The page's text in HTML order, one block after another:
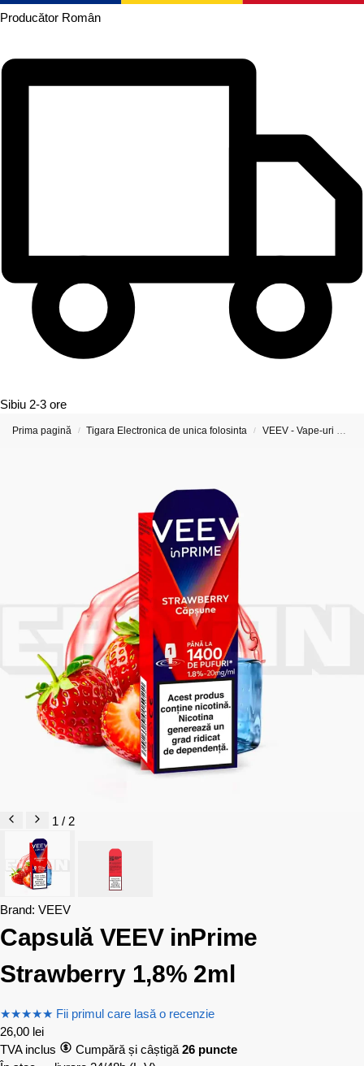
Producător Român
Sibiu 2-3 ore
Prima pagină / Tigara Electronica de unica folosinta / VEEV - Vape-uri Reîncărcabile și Capsule Preumplute
1 / 2
Brand: VEEV
Capsulă VEEV inPrime
Strawberry 1,8% 2ml
★★★★★ Fii primul care lasă o recenzie
26,00 lei
TVA inclus
Cumpără și câștigă 26 puncte